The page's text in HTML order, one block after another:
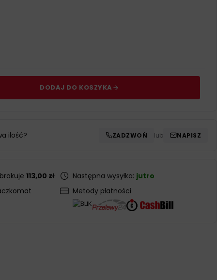
DODAJ DO KOSZYKA
ilość? ZADZWOŃ lub NAPISZ
113,00 zł
Następna wysyłka: jutro
Metody płatności